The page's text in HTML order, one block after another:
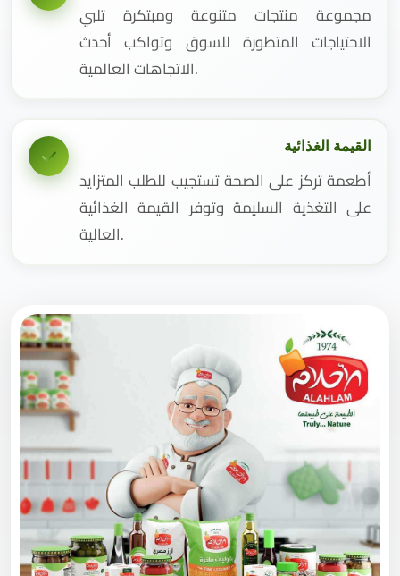
مجموعة منتجات متنوعة ومبتكرة تلبي
الاحتياجات المتطورة للسوق وتواكب أحدث
الاتجاهات العالمية.
القيمة الغذائية
أطعمة تركز على الصحة تستجيب للطلب المتزايد
على التغذية السليمة وتوفر القيمة الغذائية
العالية.